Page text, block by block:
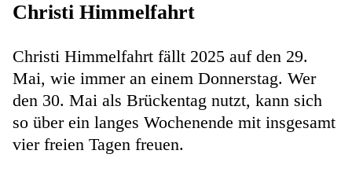
Christi Himmelfahrt
Christi Himmelfahrt fällt 2025 auf den 29.
Mai, wie immer an einem Donnerstag. Wer
den 30. Mai als Brückentag nutzt, kann sich
so über ein langes Wochenende mit insgesamt
vier freien Tagen freuen.